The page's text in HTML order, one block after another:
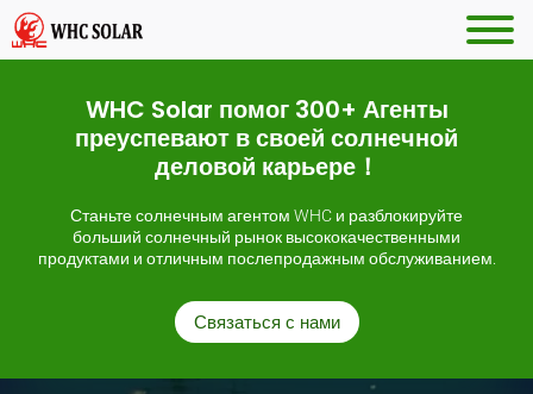
WHC Solar помог 300+ Агенты
преуспевают в своей солнечной
деловой карьере！
Станьте солнечным агентом WHC и разблокируйте
больший солнечный рынок высококачественными
продуктами и отличным послепродажным обслуживанием.
Связаться с нами